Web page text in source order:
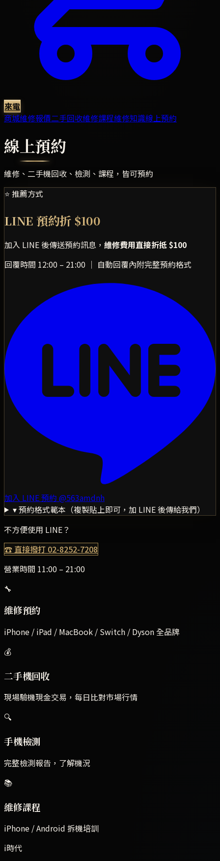
來電
商城維修報價二手回收維修課程維修知識線上預約
線上預約
維修、二手機回收、檢測、課程，皆可預約
⭐ 推薦方式
LINE 預約折 $100
加入 LINE 後傳送預約訊息， 維修費用直接折抵 $100
回覆時間 12:00 – 21:00 ｜ 自動回覆內附完整預約格式
加入 LINE 預約 @563amdnh
▾ 預約格式範本（複製貼上即可，加 LINE 後傳給我們）
不方便使用 LINE？
☎ 直接撥打 02-8252-7208
營業時間 11:00 – 21:00
🔧
維修預約
iPhone / iPad / MacBook / Switch / Dyson 全品牌
💰
二手機回收
現場驗機現金交易，每日比對市場行情
🔍
手機檢測
完整檢測報告，了解機況
📚
維修課程
iPhone / Android 拆機培訓
i時代